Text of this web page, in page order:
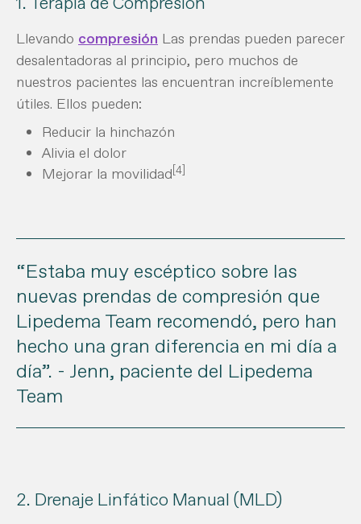
Llevando compresión Las prendas pueden parecer
desalentadoras al principio, pero muchos de
nuestros pacientes las encuentran increíblemente
útiles. Ellos pueden:
Reducir la hinchazón
Alivia el dolor
Mejorar la movilidad[4]
“Estaba muy escéptico sobre las
nuevas prendas de compresión que
Lipedema Team recomendó, pero han
hecho una gran diferencia en mi día a
día”. - Jenn, paciente del Lipedema
Team
2. Drenaje Linfático Manual (MLD)